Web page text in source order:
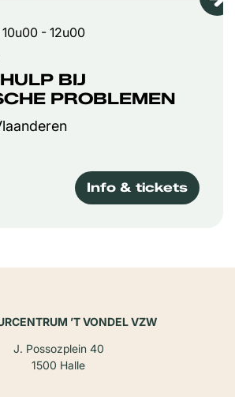
BIJ
PROBLEMEN
- 12u00
Info & tickets
’T VONDEL VZW
J. Possozplein 40
1500 Halle